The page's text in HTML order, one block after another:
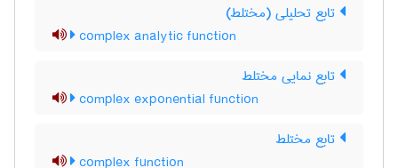
تابع تحلیلی (مختلط)
complex analytic function
تابع نمایی مختلط
complex exponential function
تابع مختلط
complex function